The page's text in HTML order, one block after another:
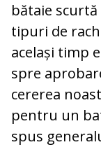
bătaie
tipuri de
același timp
spre
cererea
pentru un
spus